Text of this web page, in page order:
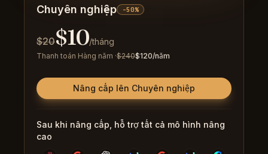
Chuyên nghiệp -50%
$20$10/tháng
Thanh toán Hàng năm ·$240$120/năm
Nâng cấp lên Chuyên nghiệp
Sau khi nâng cấp, hỗ trợ tất cả mô hình nâng
cao